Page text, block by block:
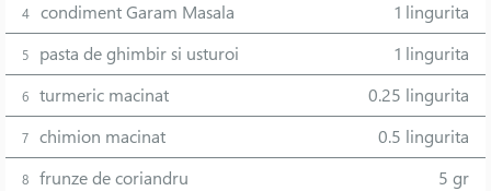
4 condiment Garam Masala 1 lingurita
5 pasta de ghimbir si usturoi 1 lingurita
6 turmeric macinat 0.25 lingurita
7 chimion macinat 0.5 lingurita
8 frunze de coriandru 5 gr